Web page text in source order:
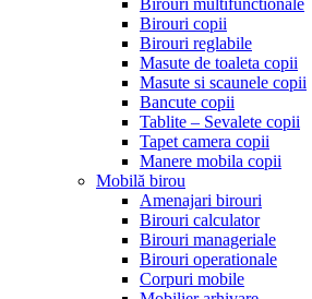
Birouri multifunctionale
Birouri copii
Birouri reglabile
Masute de toaleta copii
Masute si scaunele copii
Bancute copii
Tablite – Sevalete copii
Tapet camera copii
Manere mobila copii
Mobilă birou
Amenajari birouri
Birouri calculator
Birouri manageriale
Birouri operationale
Corpuri mobile